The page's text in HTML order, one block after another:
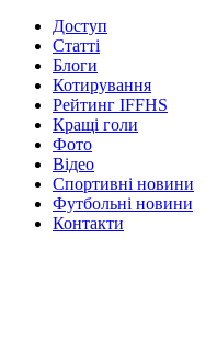
Доступ
Статті
Блоги
Котирування
Рейтинг IFFHS
Кращі голи
Фото
Відео
Спортивні новини
Футбольні новини
Контакти